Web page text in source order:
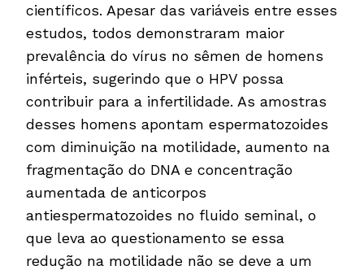
científicos. Apesar das variáveis entre esses
estudos, todos demonstraram maior
prevalência do vírus no sêmen de homens
inférteis, sugerindo que o HPV possa
contribuir para a infertilidade. As amostras
desses homens apontam espermatozoides
com diminuição na motilidade, aumento na
fragmentação do DNA e concentração
aumentada de anticorpos
antiespermatozoides no fluido seminal, o
que leva ao questionamento se essa
redução na motilidade não se deve a um